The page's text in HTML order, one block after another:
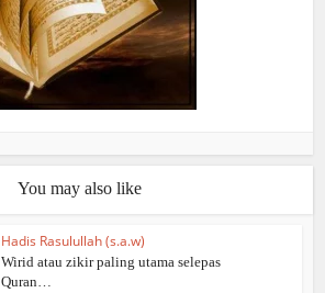
You may also like
Hadis Rasulullah (s.a.w)
Wirid atau zikir paling utama selepas
Quran…